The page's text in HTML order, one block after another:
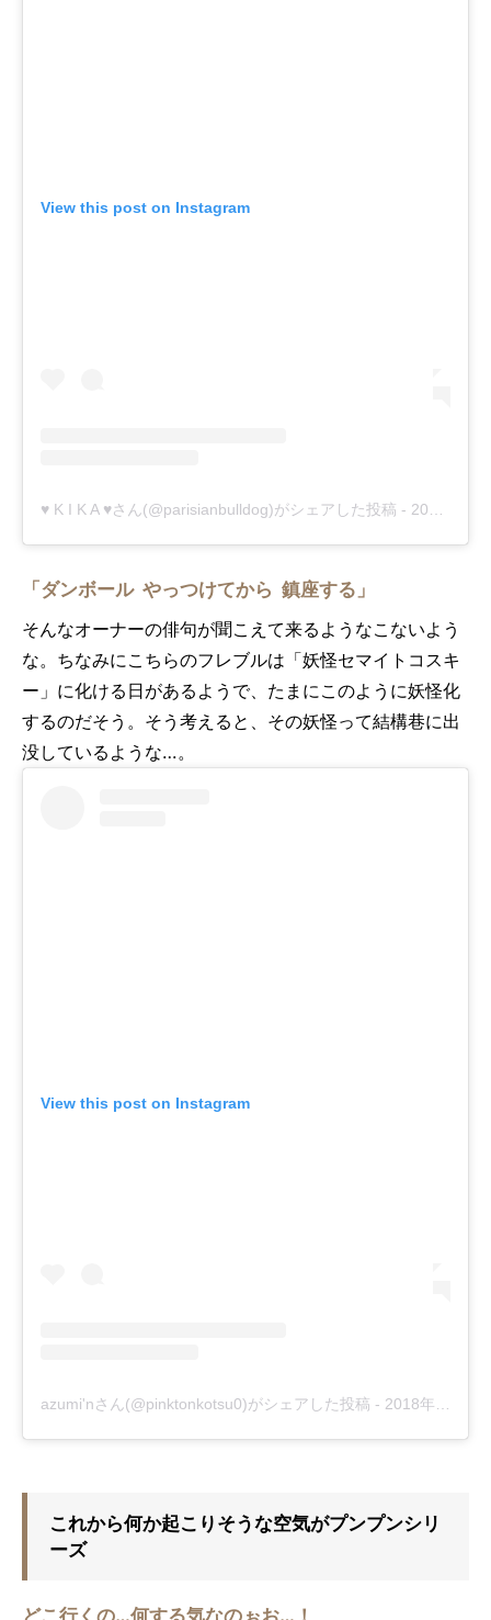
View this post on Instagram
♥ K I K A ♥さん(@parisianbulldog)がシェアした投稿 - 2018年12月月24日午前11時20分PST
「ダンボール やっつけてから 鎮座する」
そんなオーナーの俳句が聞こえて来るようなこないよう
な。ちなみにこちらのフレブルは「妖怪セマイトコスキ
ー」に化ける日があるようで、たまにこのように妖怪化
するのだそう。そう考えると、その妖怪って結構巷に出
没しているような…。
View this post on Instagram
azumi'nさん(@pinktonkotsu0)がシェアした投稿 - 2018年 4月月26日午後3時58分PDT
これから何か起こりそうな空気がプンプンシリ
ーズ